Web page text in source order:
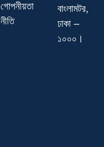
গোপনীয়তা
নীতি
বাংলামটর,
ঢাকা –
১০০০।